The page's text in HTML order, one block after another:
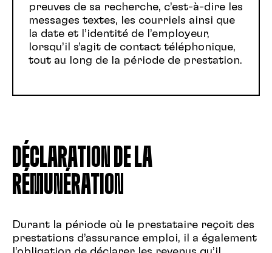
preuves de sa recherche, c’est-à-dire les
messages textes, les courriels ainsi que
la date et l’identité de l’employeur,
lorsqu’il s’agit de contact téléphonique,
tout au long de la période de prestation.
DÉCLARATION DE LA
RÉMUNÉRATION
Durant la période où le prestataire reçoit des
prestations d’assurance emploi, il a également